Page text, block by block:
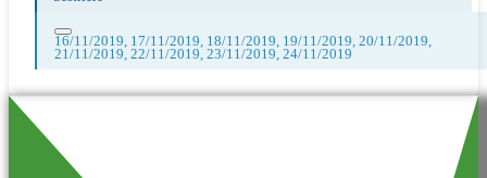
16/11/2019, 17/11/2019, 18/11/2019, 19/11/2019, 20/11/2019,
21/11/2019, 22/11/2019, 23/11/2019, 24/11/2019